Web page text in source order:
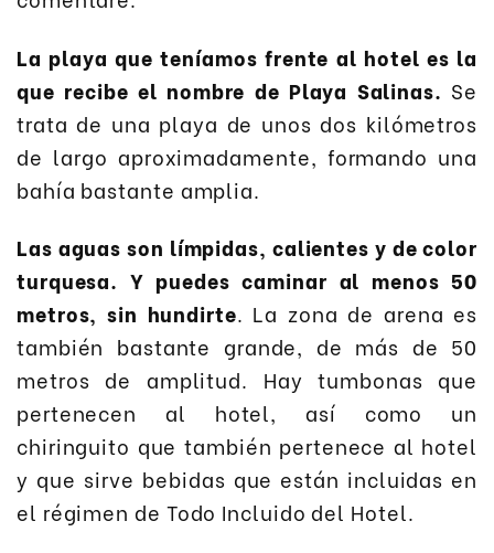
La playa que teníamos frente al hotel es la
que recibe el nombre de Playa Salinas. Se
trata de una playa de unos dos kilómetros
de largo aproximadamente, formando una
bahía bastante amplia.
Las aguas son límpidas, calientes y de color
turquesa. Y puedes caminar al menos 50
metros, sin hundirte. La zona de arena es
también bastante grande, de más de 50
metros de amplitud. Hay tumbonas que
pertenecen al hotel, así como un
chiringuito que también pertenece al hotel
y que sirve bebidas que están incluidas en
el régimen de Todo Incluido del Hotel.